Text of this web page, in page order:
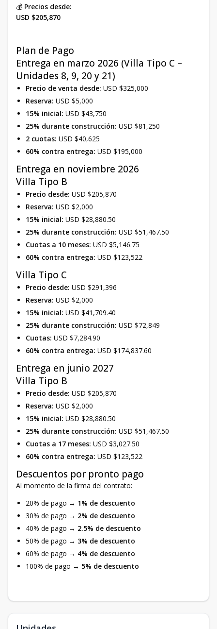
💰 Precios desde:
USD $205,870
Plan de Pago
Entrega en marzo 2026 (Villa Tipo C –
Unidades 8, 9, 20 y 21)
Precio de venta desde: USD $325,000
Reserva: USD $5,000
15% inicial: USD $43,750
25% durante construcción: USD $81,250
2 cuotas: USD $40,625
60% contra entrega: USD $195,000
Entrega en noviembre 2026
Villa Tipo B
Precio desde: USD $205,870
Reserva: USD $2,000
15% inicial: USD $28,880.50
25% durante construcción: USD $51,467.50
Cuotas a 10 meses: USD $5,146.75
60% contra entrega: USD $123,522
Villa Tipo C
Precio desde: USD $291,396
Reserva: USD $2,000
15% inicial: USD $41,709.40
25% durante construcción: USD $72,849
Cuotas: USD $7,284.90
60% contra entrega: USD $174,837.60
Entrega en junio 2027
Villa Tipo B
Precio desde: USD $205,870
Reserva: USD $2,000
15% inicial: USD $28,880.50
25% durante construcción: USD $51,467.50
Cuotas a 17 meses: USD $3,027.50
60% contra entrega: USD $123,522
Descuentos por pronto pago
Al momento de la firma del contrato:
20% de pago → 1% de descuento
30% de pago → 2% de descuento
40% de pago → 2.5% de descuento
50% de pago → 3% de descuento
60% de pago → 4% de descuento
100% de pago → 5% de descuento